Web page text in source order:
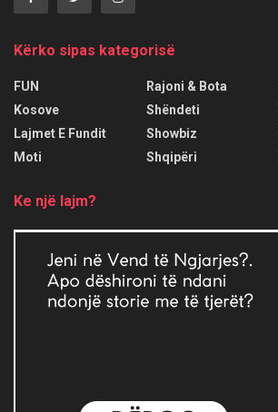
Kërko sipas kategorisë
FUN
Kosove
Lajmet E Fundit
Moti
Rajoni & Bota
Shëndeti
Showbiz
Shqipëri
Ke një lajm?